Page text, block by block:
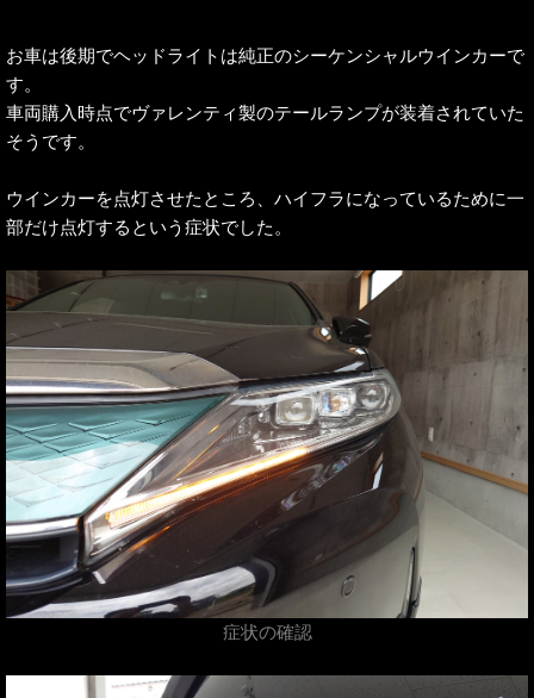
お車は後期でヘッドライトは純正のシーケンシャルウインカーで
す。
車両購入時点でヴァレンティ製のテールランプが装着されていた
そうです。
ウインカーを点灯させたところ、ハイフラになっているために一
部だけ点灯するという症状でした。
症状の確認